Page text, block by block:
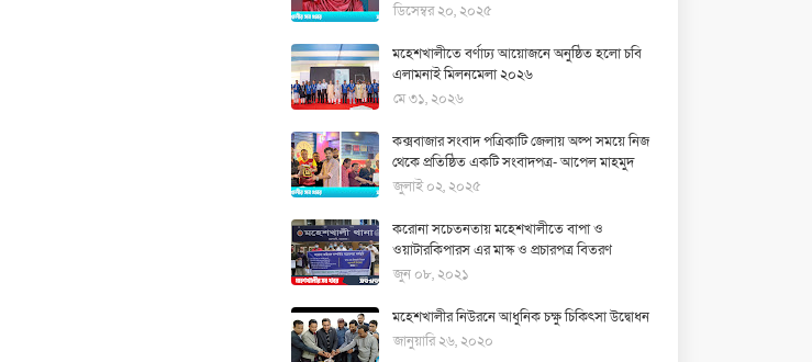
ডিসেম্বর ২০, ২০২৫
মহেশখালীতে বর্ণাঢ্য আয়োজনে অনুষ্ঠিত হলো চবি
এলামনাই মিলনমেলা ২০২৬
মে ৩১, ২০২৬
কক্সবাজার সংবাদ পত্রিকাটি জেলায় অল্প সময়ে নিজ
থেকে প্রতিষ্ঠিত একটি সংবাদপত্র- আপেল মাহমুদ
জুলাই ০২, ২০২৫
করোনা সচেতনতায় মহেশখালীতে বাপা ও
ওয়াটারকিপারস এর মাস্ক ও প্রচারপত্র বিতরণ
জুন ০৮, ২০২১
মহেশখালীর নিউরনে আধুনিক চক্ষু চিকিৎসা উদ্বোধন
জানুয়ারি ২৬, ২০২০